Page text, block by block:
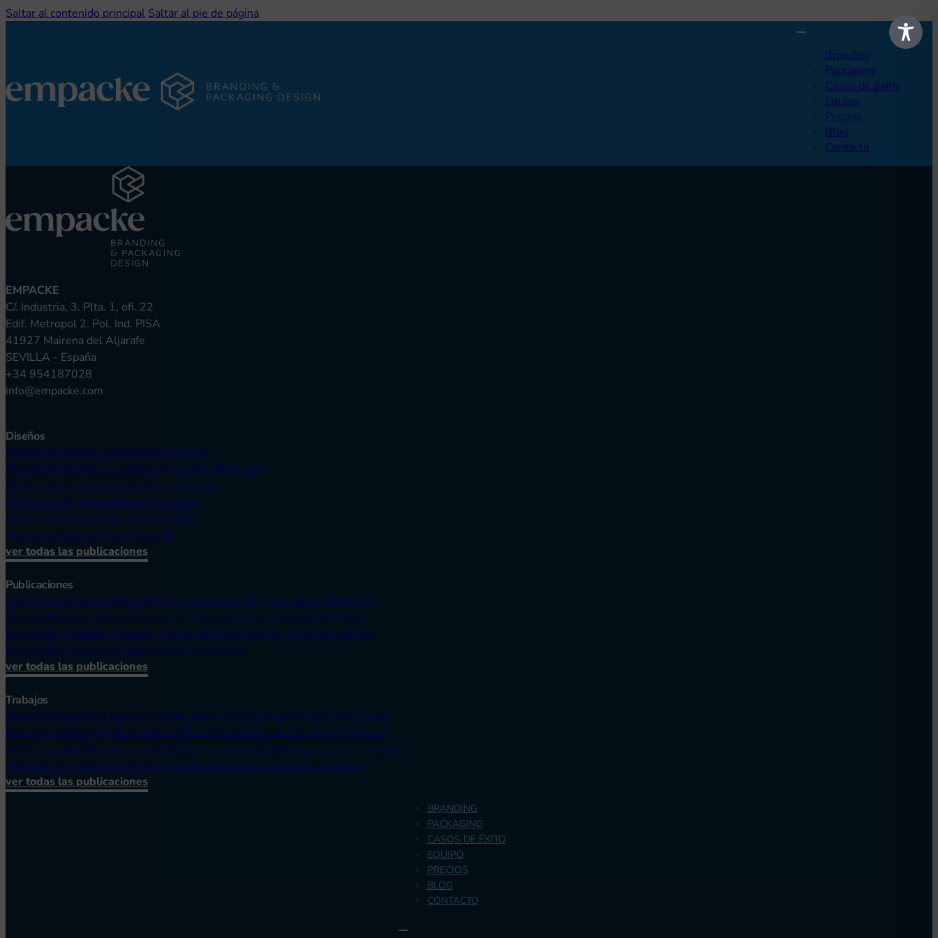
Saltar al contenido principal Saltar al pie de página
Branding
Packaging
Casos de éxito
Equipo
Precios
Blog
Contacto
EMPACKE
C/. Industria, 3. Plta. 1, ofi. 22
Edif. Metropol 2. Pol. Ind. PISA
41927 Mairena del Aljarafe
SEVILLA - España
+34 954187028
info@empacke.com
Diseños
Diseño de imagen corporativa en Sevilla
Diseño de canister: un envase que marca diferencias
Diseño de etiquetas creativas y exclusivas
Diseño de etiquetas para alimentación
Diseño de etiquetas de aceite de oliva
Diseño de latas con valor añadido
ver todas las publicaciones
Publicaciones
Nueva normativa europea PPWR de envases: qué revisar en tu packaging
Antonio Ramírez, director Comercial y Marketing de Andaluza de Mieles
Entrevista a Manuel Carrasco, director de Marketing de Embutidos Jabugo
Entrevista a Jesús Páez, gerente de La Fortaleza
ver todas las publicaciones
Trabajos
diseño de packaging para la línea de salsas de miel picante Doray Hot Honey
branding y packaging de productos TermoTens para Laboratorios Tecofarma
diseño de packaging de la colección de suavizantes SAN: mayor posicionamiento
rediseño de branding, etiquetas y web para bolsas de basura La Casera
ver todas las publicaciones
BRANDING
PACKAGING
CASOS DE ÉXITO
EQUIPO
PRECIOS
BLOG
CONTACTO